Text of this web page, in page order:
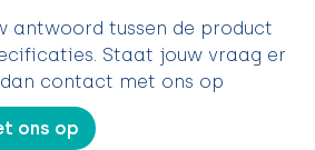
antwoord tussen de product
Staat jouw vraag er
dan contact met ons op
ons op